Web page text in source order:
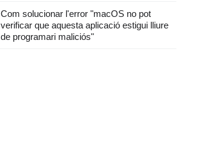
Com solucionar l'error "macOS no pot
verificar que aquesta aplicació estigui lliure
de programari maliciós"